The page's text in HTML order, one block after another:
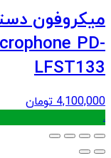
PD-
LFST133
4,100,000 تومان
.